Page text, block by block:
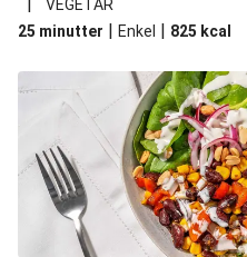
VEGETAR
25 minutter | Enkel | 825 kcal